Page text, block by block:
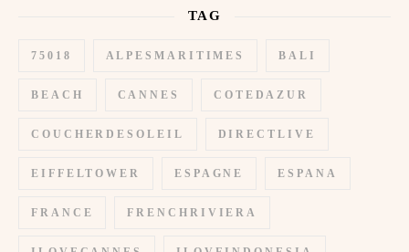
TAG
75018 ALPESMARITIMES BALI
BEACH CANNES COTEDAZUR
COUCHERDESOLEIL DIRECTLIVE
EIFFELTOWER ESPAGNE ESPANA
FRANCE FRENCHRIVIERA